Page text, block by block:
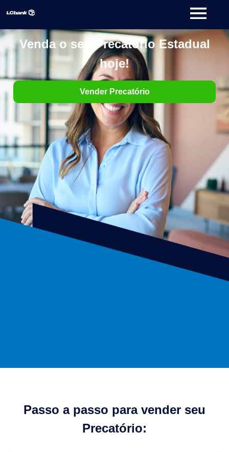
Venda o seu Precatório Estadual
hoje!
Vender Precatório
Passo a passo para vender seu
Precatório: